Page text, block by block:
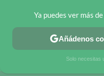
CHOLLOS TELEGRAM
Ya puedes ver más
Añádenos
Solo necesitas